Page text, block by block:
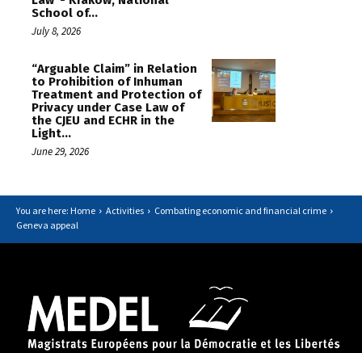
School of...
July 8, 2026
“Arguable Claim” in Relation
to Prohibition of Inhuman
Treatment and Protection of
Privacy under Case Law of
the CJEU and ECHR in the
Light...
June 29, 2026
You are here: Home Activities
Combating economic and financial crime
Geneva appeal